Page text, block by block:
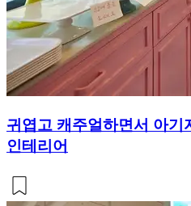
귀엽고 캐주얼하면서 아기
인테리어